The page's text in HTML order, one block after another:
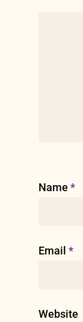
Name *
Email *
Website